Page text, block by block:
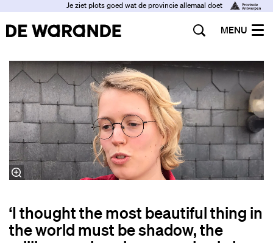
Je ziet plots goed wat de provincie allemaal doet
MENU
‘I thought the most beautiful thing in
the world must be shadow, the